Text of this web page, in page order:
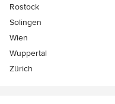
Rostock
Solingen
Wien
Wuppertal
Zürich